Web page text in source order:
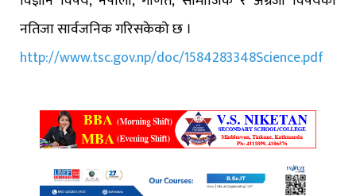
नतिजा सार्वजनिक गरिसकेको छ ।
http://www.tsc.gov.np/doc/1584283348Science.pdf